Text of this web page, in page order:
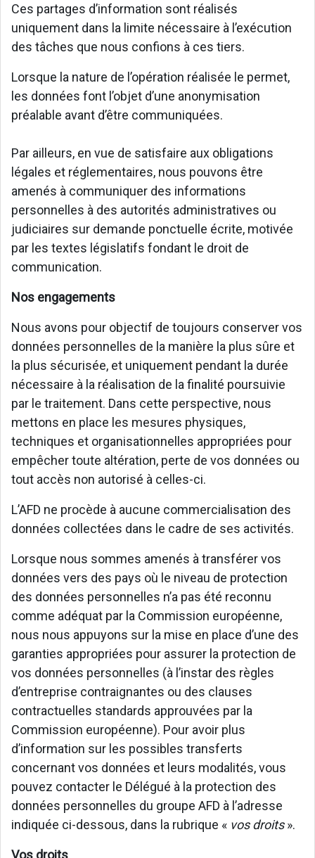
Ces partages d’information sont réalisés
uniquement dans la limite nécessaire à l’exécution
des tâches que nous confions à ces tiers.
Lorsque la nature de l’opération réalisée le permet,
les données font l’objet d’une anonymisation
préalable avant d’être communiquées.
Par ailleurs, en vue de satisfaire aux obligations
légales et réglementaires, nous pouvons être
amenés à communiquer des informations
personnelles à des autorités administratives ou
judiciaires sur demande ponctuelle écrite, motivée
par les textes législatifs fondant le droit de
communication.
Nos engagements
Nous avons pour objectif de toujours conserver vos
données personnelles de la manière la plus sûre et
la plus sécurisée, et uniquement pendant la durée
nécessaire à la réalisation de la finalité poursuivie
par le traitement. Dans cette perspective, nous
mettons en place les mesures physiques,
techniques et organisationnelles appropriées pour
empêcher toute altération, perte de vos données ou
tout accès non autorisé à celles-ci.
L’AFD ne procède à aucune commercialisation des
données collectées dans le cadre de ses activités.
Lorsque nous sommes amenés à transférer vos
données vers des pays où le niveau de protection
des données personnelles n’a pas été reconnu
comme adéquat par la Commission européenne,
nous nous appuyons sur la mise en place d’une des
garanties appropriées pour assurer la protection de
vos données personnelles (à l’instar des règles
d’entreprise contraignantes ou des clauses
contractuelles standards approuvées par la
Commission européenne). Pour avoir plus
d’information sur les possibles transferts
concernant vos données et leurs modalités, vous
pouvez contacter le Délégué à la protection des
données personnelles du groupe AFD à l’adresse
indiquée ci-dessous, dans la rubrique « vos droits».
Vos droits